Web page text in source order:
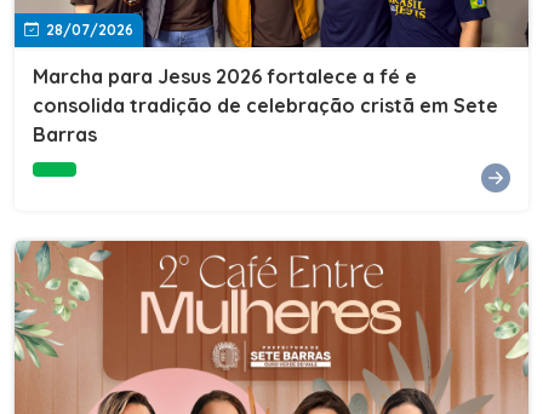
os profissionais que contribuíram para que esse
importante projeto voltasse a transformar a vida de
28/07/2026
Marcha para Jesus 2026 fortalece a fé e
consolida tradição de celebração cristã em Sete
Barras